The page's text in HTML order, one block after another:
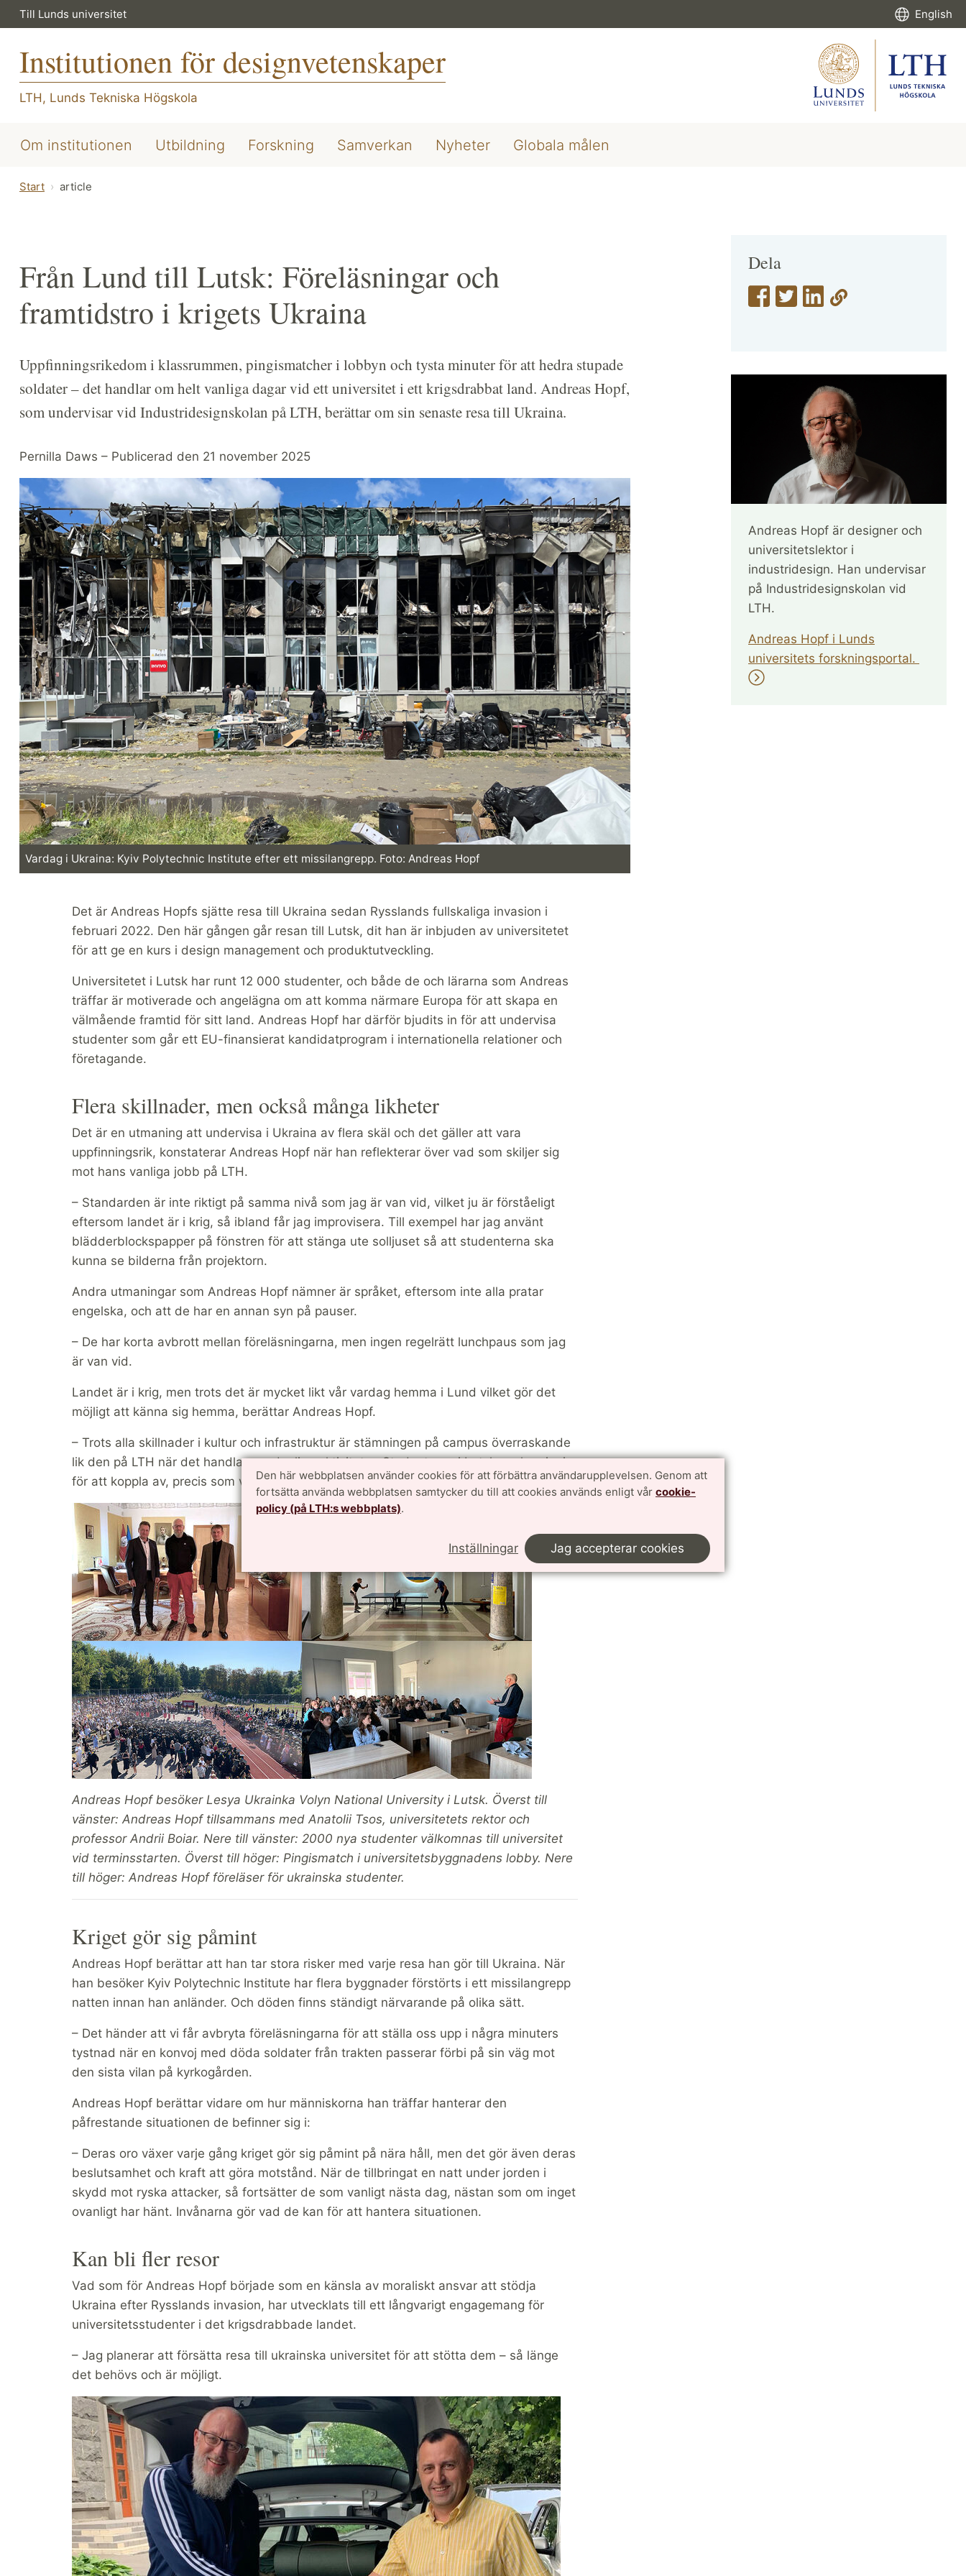
Den här webbplatsen använder cookies för att förbättra användarupplevelsen. Genom att
fortsätta använda webbplatsen samtycker du till att cookies används enligt vår cookie-
policy (på LTH:s webbplats).
Inställningar Jag accepterar cookies
Till Lunds universitet English
Institutionen för designvetenskaper
LTH, Lunds Tekniska Högskola
Om institutionen Utbildning Forskning Samverkan Nyheter Globala målen
Start article
Från Lund till Lutsk: Föreläsningar och
framtidstro i krigets Ukraina
Uppfinningsrikedom i klassrummen, pingismatcher i lobbyn och tysta minuter för att hedra stupade
soldater – det handlar om helt vanliga dagar vid ett universitet i ett krigsdrabbat land. Andreas Hopf,
som undervisar vid Industridesignskolan på LTH, berättar om sin senaste resa till Ukraina.
Pernilla Daws – Publicerad den 21 november 2025
Vardag i Ukraina: Kyiv Polytechnic Institute efter ett missilangrepp. Foto: Andreas Hopf
Det är Andreas Hopfs sjätte resa till Ukraina sedan Rysslands fullskaliga invasion i
februari 2022. Den här gången går resan till Lutsk, dit han är inbjuden av universitetet
för att ge en kurs i design management och produktutveckling.
Universitetet i Lutsk har runt 12 000 studenter, och både de och lärarna som Andreas
träffar är motiverade och angelägna om att komma närmare Europa för att skapa en
välmående framtid för sitt land. Andreas Hopf har därför bjudits in för att undervisa
studenter som går ett EU-finansierat kandidatprogram i internationella relationer och
företagande.
Flera skillnader, men också många likheter
Det är en utmaning att undervisa i Ukraina av flera skäl och det gäller att vara
uppfinningsrik, konstaterar Andreas Hopf när han reflekterar över vad som skiljer sig
mot hans vanliga jobb på LTH.
– Standarden är inte riktigt på samma nivå som jag är van vid, vilket ju är förståeligt
eftersom landet är i krig, så ibland får jag improvisera. Till exempel har jag använt
blädderblockspapper på fönstren för att stänga ute solljuset så att studenterna ska
kunna se bilderna från projektorn.
Andra utmaningar som Andreas Hopf nämner är språket, eftersom inte alla pratar
engelska, och att de har en annan syn på pauser.
– De har korta avbrott mellan föreläsningarna, men ingen regelrätt lunchpaus som jag
är van vid.
Landet är i krig, men trots det är mycket likt vår vardag hemma i Lund vilket gör det
möjligt att känna sig hemma, berättar Andreas Hopf.
– Trots alla skillnader i kultur och infrastruktur är stämningen på campus överraskande
lik den på LTH när det handlar om dagliga aktiviteter. Studenterna i Lutsk spelar pingis
för att koppla av, precis som våra studenter gör i Lund.
Andreas Hopf besöker Lesya Ukrainka Volyn National University i Lutsk. Överst till
vänster: Andreas Hopf tillsammans med Anatolii Tsos, universitetets rektor och
professor Andrii Boiar. Nere till vänster: 2000 nya studenter välkomnas till universitet
vid terminsstarten. Överst till höger: Pingismatch i universitetsbyggnadens lobby. Nere
till höger: Andreas Hopf föreläser för ukrainska studenter.
Kriget gör sig påmint
Andreas Hopf berättar att han tar stora risker med varje resa han gör till Ukraina. När
han besöker Kyiv Polytechnic Institute har flera byggnader förstörts i ett missilangrepp
natten innan han anländer. Och döden finns ständigt närvarande på olika sätt.
– Det händer att vi får avbryta föreläsningarna för att ställa oss upp i några minuters
tystnad när en konvoj med döda soldater från trakten passerar förbi på sin väg mot
den sista vilan på kyrkogården.
Andreas Hopf berättar vidare om hur människorna han träffar hanterar den
påfrestande situationen de befinner sig i:
– Deras oro växer varje gång kriget gör sig påmint på nära håll, men det gör även deras
beslutsamhet och kraft att göra motstånd. När de tillbringat en natt under jorden i
skydd mot ryska attacker, så fortsätter de som vanligt nästa dag, nästan som om inget
ovanligt har hänt. Invånarna gör vad de kan för att hantera situationen.
Kan bli fler resor
Vad som för Andreas Hopf började som en känsla av moraliskt ansvar att stödja
Ukraina efter Rysslands invasion, har utvecklats till ett långvarigt engagemang för
universitetsstudenter i det krigsdrabbade landet.
– Jag planerar att försätta resa till ukrainska universitet för att stötta dem – så länge
det behövs och är möjligt.
Dela
Andreas Hopf är designer och
universitetslektor i
industridesign. Han undervisar
på Industridesignskolan vid
LTH.
Andreas Hopf i Lunds
universitets forskningsportal.